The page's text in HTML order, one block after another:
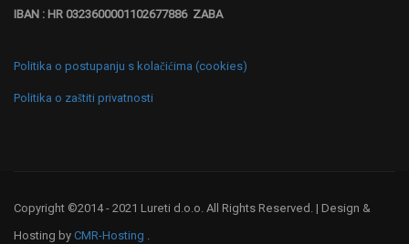
IBAN : HR 0323600001102677886 ZABA
Politika o postupanju s kolačićima (cookies)
Politika o zaštiti privatnosti
Copyright ©2014 - 2021 Lureti d.o.o. All Rights Reserved. | Design &
Hosting by CMR-Hosting .